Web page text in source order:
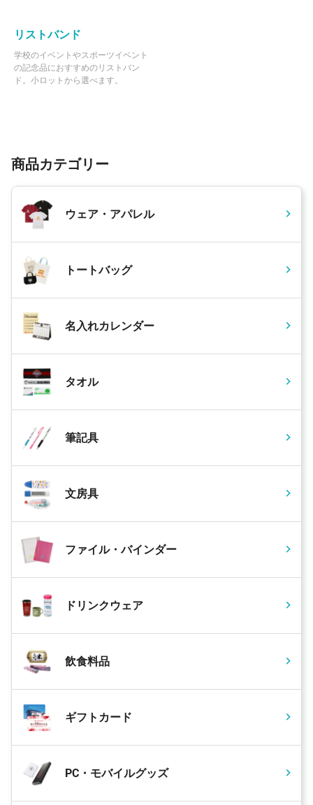
リストバンド
学校のイベントやスポーツイベント
の記念品におすすめのリストバン
ド。小ロットから選べます。
商品カテゴリー
ウェア・アパレル
トートバッグ
名入れカレンダー
タオル
筆記具
文房具
ファイル・バインダー
ドリンクウェア
飲食料品
ギフトカード
PC・モバイルグッズ